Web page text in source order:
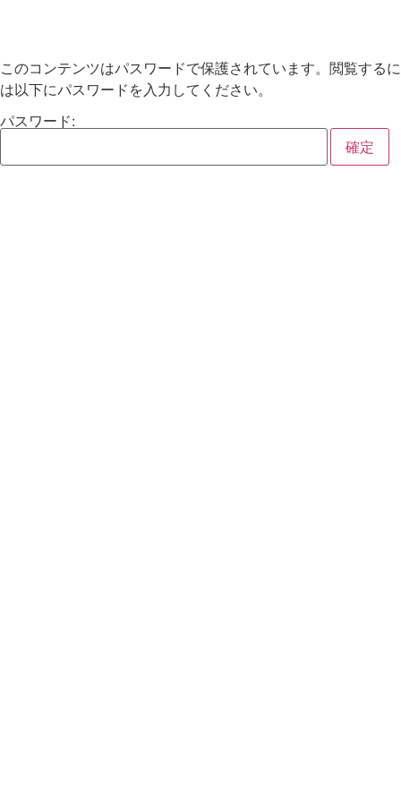
このコンテンツはパスワードで保護されています。閲覧するに
は以下にパスワードを入力してください。
パスワード: